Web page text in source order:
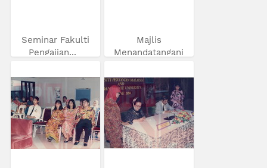
Seminar Fakulti
Pengajian...
Majlis
Menandatangani